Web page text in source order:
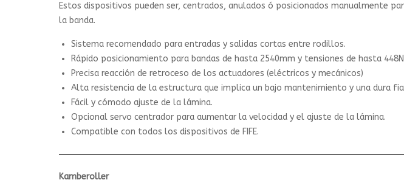
Estos dispositivos pueden ser, centrados, anulados ó posicionados manualmente
la banda.
Sistema recomendado para entradas y salidas cortas entre rodillos.
Rápido posicionamiento para bandas de hasta 2540mm y tensiones de hasta
Precisa reacción de retroceso de los actuadores (eléctricos y mecánicos)
Alta resistencia de la estructura que implica un bajo mantenimiento y una dura
Fácil y cómodo ajuste de la lámina.
Opcional servo centrador para aumentar la velocidad y el ajuste de la lámina.
Compatible con todos los dispositivos de FIFE.
Kamberoller